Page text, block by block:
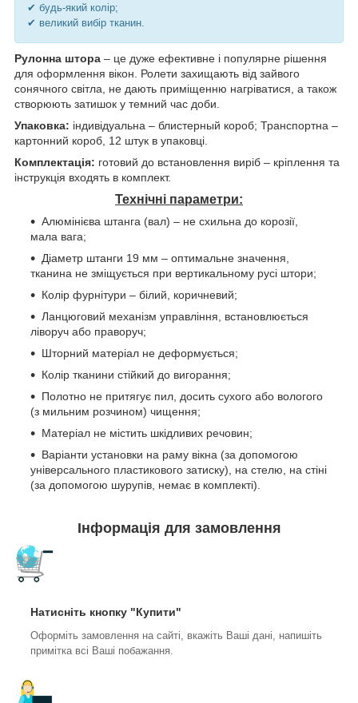
✔ будь-який колір;
✔ великий вибір тканин.
Рулонна штора – це дуже ефективне і популярне рішення
для оформлення вікон. Ролети захищають від зайвого
сонячного світла, не дають приміщенню нагріватися, а також
створюють затишок у темний час доби.
Упаковка: індивідуальна – блистерный короб; Транспортна –
картонний короб, 12 штук в упаковці.
Комплектація: готовий до встановлення виріб – кріплення та
інструкція входять в комплект.
Технічні параметри:
Алюмінієва штанга (вал) – не схильна до корозії,
мала вага;
Діаметр штанги 19 мм – оптимальне значення,
тканина не зміщується при вертикальному русі штори;
Колір фурнітури – білий, коричневий;
Ланцюговий механізм управління, встановлюється
ліворуч або праворуч;
Шторний матеріал не деформується;
Колір тканини стійкий до вигорання;
Полотно не притягує пил, досить сухого або вологого
(з мильним розчином) чищення;
Матеріал не містить шкідливих речовин;
Варіанти установки на раму вікна (за допомогою
універсального пластикового затиску), на стелю, на стіні
(за допомогою шурупів, немає в комплекті).
Інформація для замовлення
Натисніть кнопку "Купити"
Оформіть замовлення на сайті, вкажіть Ваші дані, напишіть
примітка всі Ваші побажання.